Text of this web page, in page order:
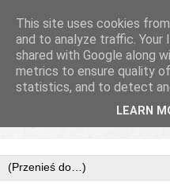
This site uses cookies
and to analyze traffic. Your
shared with Google along
metrics to ensure quality
statistics, and to detect
LEARN